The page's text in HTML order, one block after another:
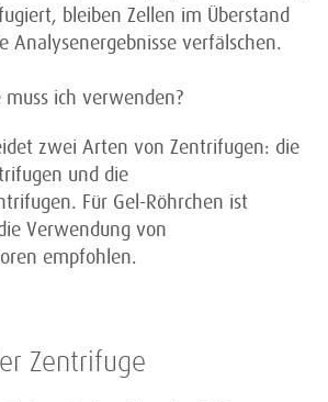
bleiben Zellen im Überstand
Analysenergebnisse verfälschen.
ich verwenden?
zwei Arten von Zentrifugen: die
und die
Für Gel-Röhrchen ist
Verwendung von
empfohlen.
Zentrifuge